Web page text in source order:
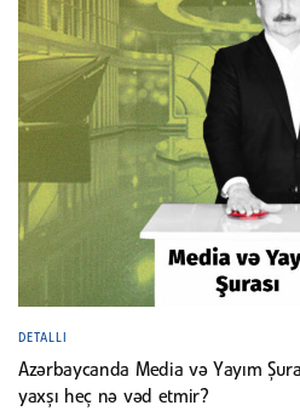
DETALLI
Azərbaycanda Media və Yayım
yaxşı heç nə vəd etmir?